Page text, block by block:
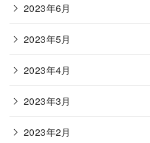
2023年6月
2023年5月
2023年4月
2023年3月
2023年2月